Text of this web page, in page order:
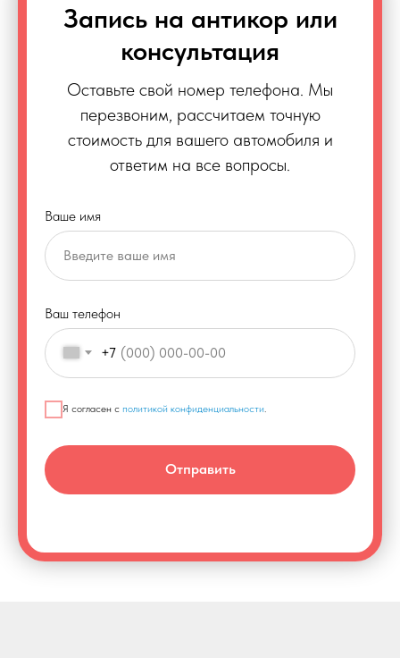
Запись на антикор или
консультация
Оставьте свой номер телефона. Мы
перезвоним, рассчитаем точную
стоимость для вашего автомобиля и
ответим на все вопросы.
Ваше имя
Ваш телефон
+7
Я согласен с политикой конфиденциальности.
Отправить